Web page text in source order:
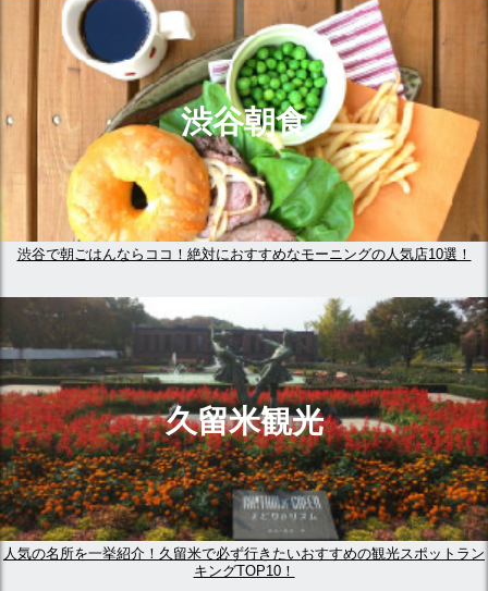
渋谷朝食
渋谷で朝ごはんならココ！絶対におすすめなモーニングの人気店10選！
久留米観光
人気の名所を一挙紹介！久留米で必ず行きたいおすすめの観光スポットラン
キングTOP10！